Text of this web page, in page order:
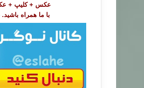
عکس + کلیپ +
با ما همراه باشید.